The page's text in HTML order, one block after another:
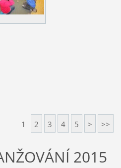
1 2 3 4 5 > >>
2015